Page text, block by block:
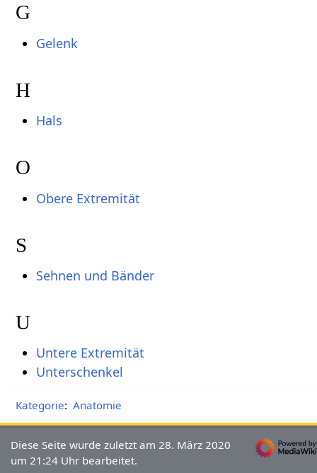
G
Gelenk
H
Hals
O
Obere Extremität
S
Sehnen und Bänder
U
Untere Extremität
Unterschenkel
Kategorie: Anatomie
Diese Seite wurde zuletzt am 28. März 2020
um 21:24 Uhr bearbeitet.